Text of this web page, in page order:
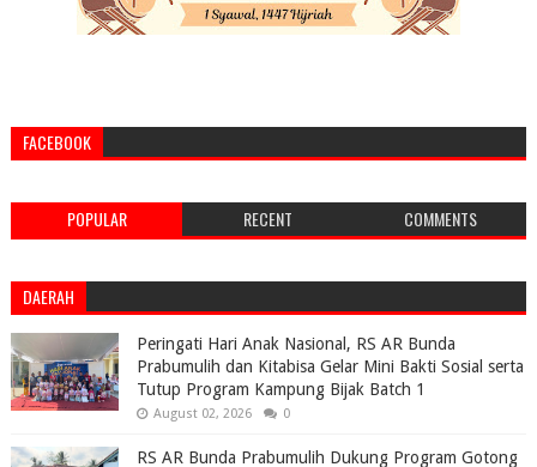
FACEBOOK
POPULAR RECENT COMMENTS
DAERAH
Peringati Hari Anak Nasional, RS AR Bunda
Prabumulih dan Kitabisa Gelar Mini Bakti Sosial serta
Tutup Program Kampung Bijak Batch 1
August 02, 2026 0
RS AR Bunda Prabumulih Dukung Program Gotong